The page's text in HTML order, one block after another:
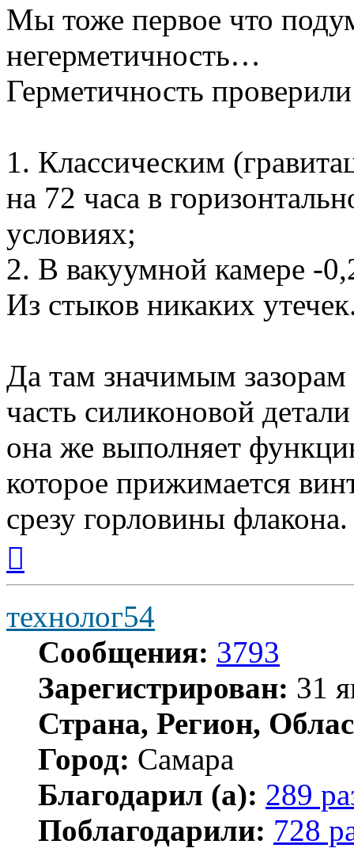
Мы тоже первое что
негерметичность…
Герметичность
1. Классическим
на 72 часа в
условиях;
2. В вакуумной камере -
Из стыков никаких
Да там значимым зазорам
часть силиконовой
она же выполняет
которое прижимается
срезу горловины флакона.
началу
технолог54
Сообщения: 3793
Зарегистрирован: 31
Страна, Регион,
Город: Самара
Благодарил (а): 289
Поблагодарили: 728